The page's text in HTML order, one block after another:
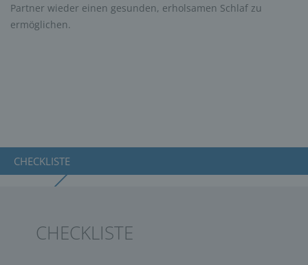
Partner wieder einen gesunden, erholsamen Schlaf zu
ermöglichen.
CHECKLISTE
CHECKLISTE